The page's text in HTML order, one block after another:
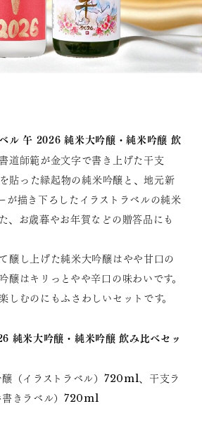
ル 午 2026 純米大吟醸・純米吟醸 飲
道師範が金文字で書き上げた干支
貼った縁起物の純米吟醸と、地元新
が描き下ろしたイラストラベルの純米
、お歳暮やお年賀などの贈答品にも
醸し上げた純米大吟醸はやや甘口の
醸はキリっとやや辛口の味わいです。
しむのにもふさわしいセットです。
純米大吟醸・純米吟醸 飲み比べセッ
（イラストラベル）720ml、干支ラ
書きラベル）720ml